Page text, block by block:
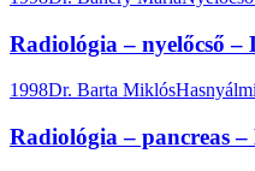
Radiológia – nyelőcső
1998Dr. Barta Miklós
Radiológia – pancreas